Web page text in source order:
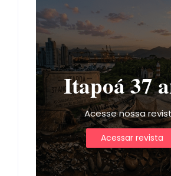
Itapoá 37
Acesse nossa
Acessar revista